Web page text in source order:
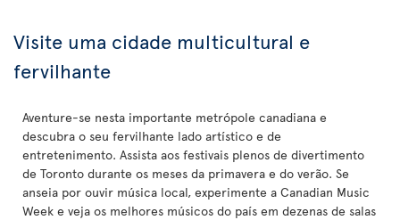
Visite uma cidade multicultural e
fervilhante
Aventure-se nesta importante metrópole canadiana e
descubra o seu fervilhante lado artístico e de
entretenimento. Assista aos festivais plenos de divertimento
de Toronto durante os meses da primavera e do verão. Se
anseia por ouvir música local, experimente a Canadian Music
Week e veja os melhores músicos do país em dezenas de salas